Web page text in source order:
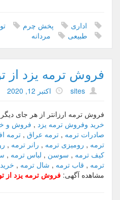
اداری پخش چرم
طبیعی
مردانه
فروش ترمه یزد از
اکتبر 12, 2020 sites
فروش ترمه ارزانتر از هر جای
خرید وفروش ترمه یزد , فروش و
صادرات ترمه , ترمه عراق , ترمه
ترمه , رومیزی ترمه , رانر ترمه ,
کیف ترمه , سوسن , لباس ترمه ,
ترمه , قاب ترمه , شال ترمه ,
مشاهده آگهی: فروش ترمه یزد از